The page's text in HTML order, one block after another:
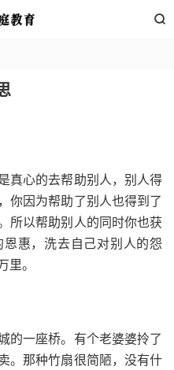

真心的去帮助别人，别人得
你因为帮助了别人也得到了
所以帮助别人的同时你也获
惠，洗去自己对别人的怨
。
的一座桥。有个老婆婆拎了
。那种竹扇很简陋，没有什